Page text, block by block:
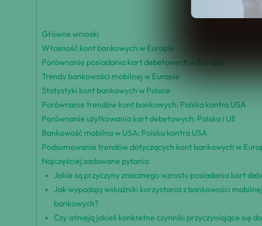
Główne wnioski
Własność kont bankowych w Europie
Porównanie posiadania kart debetowych w Europie
Trendy bankowości mobilnej w Europie
Statystyki kont bankowych w Polsce
Porównanie trendów kont bankowych: Polska kontra USA
Porównanie użytkowania kart debetowych: Polska i UE
Bankowość mobilna w USA: Polska kontra USA
Podsumowanie trendów dotyczących kont bankowych w
Najczęściej zadawane pytania
Jakie są przyczyny znacznego wzrostu posiadania kart
Jak wypadają wskaźniki korzystania z bankowości
bankowych?
Czy istnieją jakieś konkretne czynniki przyczyniające się